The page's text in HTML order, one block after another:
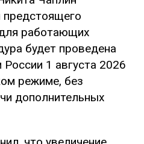
предстоящего
работающих
будет проведена
1 августа 2026
режиме, без
дополнительных